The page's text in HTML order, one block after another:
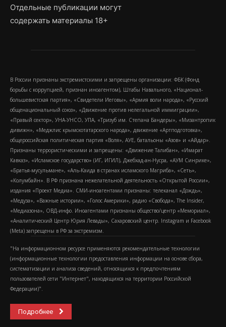
Отдельные публикации могут
содержать материалы 18+
В России признаны экстремистскими и запрещены организации: ФБК (Фонд
борьбы с коррупцией, признан иноагентом), Штабы Навального, «Национал-
большевистская партия», «Свидетели Иеговы», «Армия воли народа», «Русский
общенациональный союз», «Движение против нелегальной иммиграции»,
«Правый сектор», УНА-УНСО, УПА, «Тризуб им. Степана Бандеры», «Мизантропик
дивижн», «Меджлис крымскотатарского народа», движение «Артподготовка»,
общероссийская политическая партия «Воля», АУЕ, батальоны «Азов» и «Айдар».
Признаны террористическими и запрещены: «Движение Талибан», «Имарат
Кавказ», «Исламское государство» (ИГ, ИГИЛ), Джебхад-ан-Нусра, «АУМ Синрике»,
«Братья-мусульмане», «Аль-Каида в странах исламского Магриба», «Сеть»,
«Колумбайн». В РФ признана нежелательной деятельность «Открытой России»,
издания «Проект Медиа». СМИ-иноагентами признаны: телеканал «Дождь»,
«Медуза», «Важные истории», «Голос Америки», радио «Свобода», The Insider,
«Медиазона», ОВД-инфо. Иноагентами признаны общество/центр «Мемориал»,
«Аналитический Центр Юрия Левады», Сахаровский центр. Instagram и Facebook
(Metа) запрещены в РФ за экстремизм.
"На информационном ресурсе применяются рекомендательные технологии
(информационные технологии предоставления информации на основе сбора,
систематизации и анализа сведений, относящихся к предпочтениям
пользователей сети "Интернет", находящихся на территории Российской
Федерации)".
Подробнее